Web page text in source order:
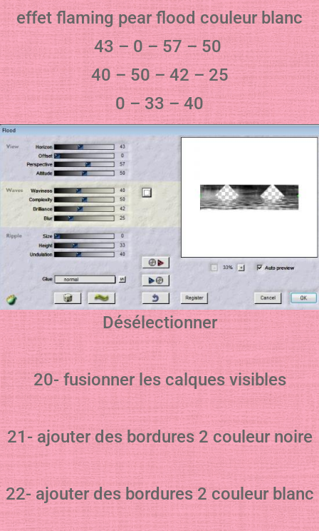
effet flaming pear flood couleur blanc
43 – 0 – 57 – 50
40 – 50 – 42 – 25
0 – 33 – 40
Désélectionner
20- fusionner les calques visibles
21- ajouter des bordures 2 couleur noire
22- ajouter des bordures 2 couleur blanc